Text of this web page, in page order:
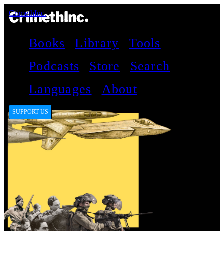
CrimethInc.
Books Library
Tools
Podcasts
Store
Search
Languages
About
SUPPORT US